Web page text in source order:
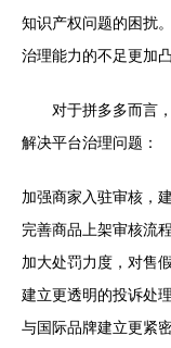
知识产权问题的困扰
治理能力的不足更加凸
对于拼多多而言
解决平台治理问题：
加强商家入驻审核，
完善商品上架审核流
加大处罚力度，对售
建立更透明的投诉处
与国际品牌建立更紧